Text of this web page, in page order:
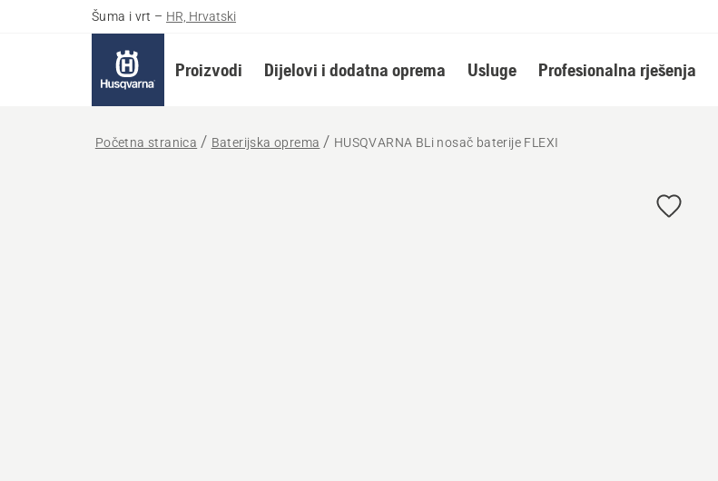
Šuma i vrt – HR, Hrvatski
Proizvodi Dijelovi i dodatna oprema Usluge Profesionalna rješenja
Početna stranica Baterijska oprema HUSQVARNA BLi nosač baterije FLEXI